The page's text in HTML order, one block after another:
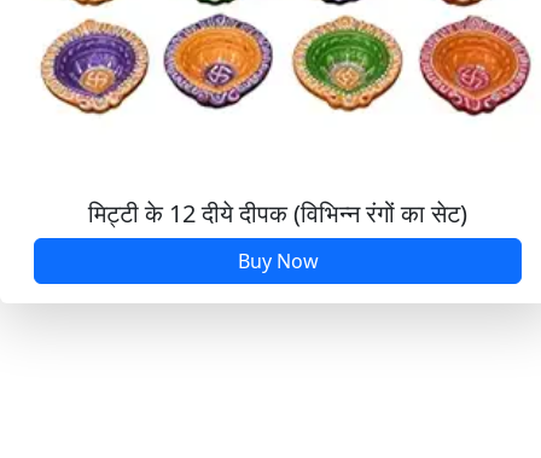
मिट्टी के 12 दीये दीपक (विभिन्न रंगों का सेट)
Buy Now